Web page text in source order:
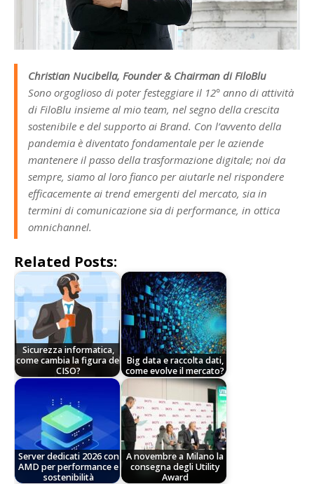
Christian Nucibella, Founder & Chairman di FiloBlu
Sono orgoglioso di poter festeggiare il 12° anno di attività
di FiloBlu insieme al mio team, nel segno della crescita
sostenibile e del supporto ai Brand. Con l’avvento della
pandemia è diventato fondamentale per le aziende
mantenere il passo della trasformazione digitale; noi da
sempre, siamo al loro fianco per aiutarle nel rispondere
efficacemente ai trend emergenti del mercato, sia in
termini di comunicazione sia di performance, in ottica
omnichannel.
Related Posts:
Sicurezza informatica,
come cambia la figura del
CISO?
Big data e raccolta dati,
come evolve il mercato?
Server dedicati 2026 con
AMD per performance e
sostenibilità
A novembre a Milano la
consegna degli Utility
Award